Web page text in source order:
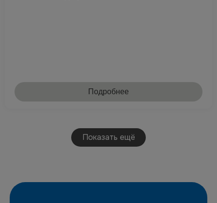
Подробнее
Показать ещё